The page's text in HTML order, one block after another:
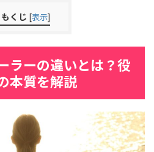
もくじ [表示]
ラーの違いとは？役
本質を解説